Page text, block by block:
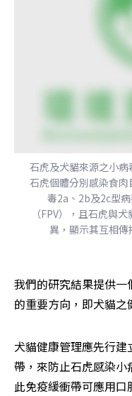
石虎及犬貓來源之小
石虎個體分別感染食
毒2a、2b及2c型
（FPV），且石虎與
異，顯示其互相
我們的研究結果提供
的重要方向，即犬貓之
犬貓健康管理應先行
帶，來防止石虎感染小
此免疫緩衝帶可應用